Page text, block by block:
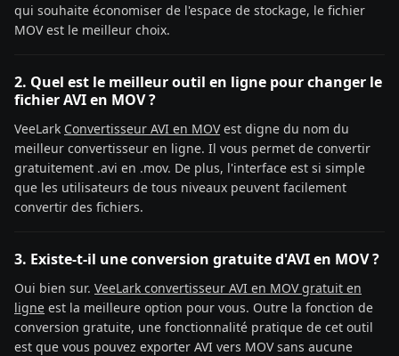
qui souhaite économiser de l'espace de stockage, le fichier
MOV est le meilleur choix.
2. Quel est le meilleur outil en ligne pour changer le
fichier AVI en MOV ?
VeeLark Convertisseur AVI en MOVest digne du nom du
meilleur convertisseur en ligne. Il vous permet de convertir
gratuitement .avi en .mov. De plus, l'interface est si simple
que les utilisateurs de tous niveaux peuvent facilement
convertir des fichiers.
3. Existe-t-il une conversion gratuite d'AVI en MOV ?
Oui bien sur. VeeLark convertisseur AVI en MOV gratuit en
ligne est la meilleure option pour vous. Outre la fonction de
conversion gratuite, une fonctionnalité pratique de cet outil
est que vous pouvez exporter AVI vers MOV sans aucune